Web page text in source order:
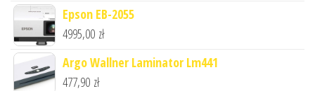
Epson EB-2055
4995,00 zł
Argo Wallner Laminator Lm441
477,90 zł